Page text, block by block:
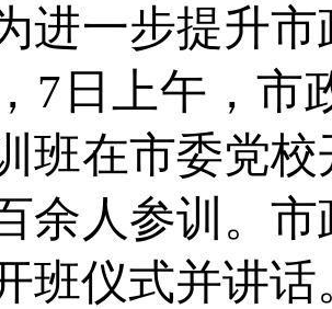
进一步提升
7日上午，市
班在市委党
余人参训。
班仪式并讲